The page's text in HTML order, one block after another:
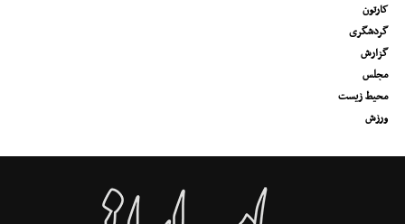
کارتون
گردشگری
گزارش
مجلس
محیط زیست
ورزش